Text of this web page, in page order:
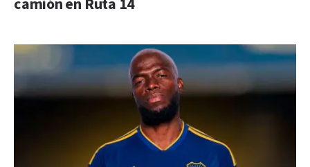
camión en Ruta 14